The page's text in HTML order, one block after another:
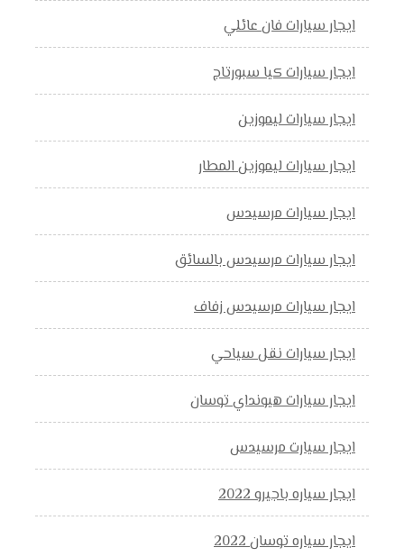
ايجار سيارات فان عائلي
ايجار سيارات كيا سبورتاج
ايجار سيارات ليموزين
ايجار سيارات ليموزين المطار
ايجار سيارات مرسيدس
ايجار سيارات مرسيدس بالسائق
ايجار سيارات مرسيدس زفاف
ايجار سيارات نقل سياحي
ايجار سيارات هيونداي توسان
ايجار سيارت مرسيدس
ايجار سياره باجيرو 2022
ايجار سياره توسان 2022